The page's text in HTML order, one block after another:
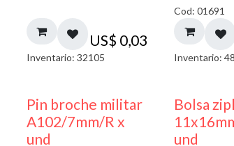
US$ 0,03
Inventario: 32105
Cod: 01691
Inventario:
Pin broche militar
A102/7mm/R x
und
Bolsa
und